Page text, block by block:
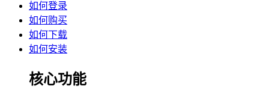
如何登录
如何购买
如何下载
如何安装
核心功能